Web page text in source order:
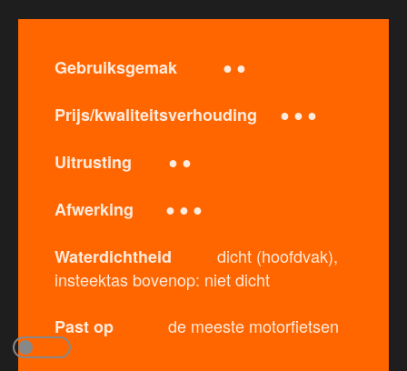
Gebruiksgemak ● ●
Prijs/kwaliteitsverhouding ● ● ●
Uitrusting ● ●
Afwerking ● ● ●
Waterdichtheid dicht (hoofdvak),
insteektas bovenop: niet dicht
Past op de meeste motorfietsen